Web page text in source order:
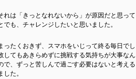
は「きっとなれないから」が原因だと思って
も、チャレンジしたいと思いました。
たくおきず、スマホをいじって終る毎日でし
てもあきらめずに挑戦する気持ちが大事なん
、ずっと苦しんで過ごす必要はないと考える
た。